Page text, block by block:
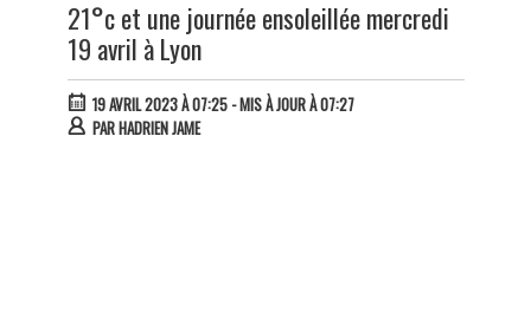
21°c et une journée ensoleillée mercredi
19 avril à Lyon
19 AVRIL 2023 À 07:25- MIS À JOUR À 07:27
PARHADRIEN JAME